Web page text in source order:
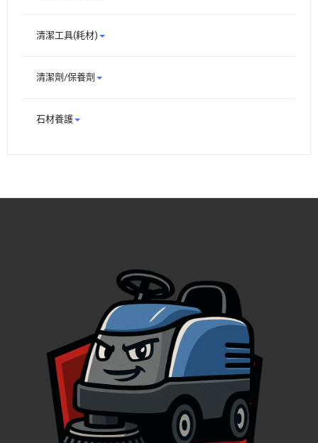
清潔工具(耗材)
清潔劑/保養劑
石材養護